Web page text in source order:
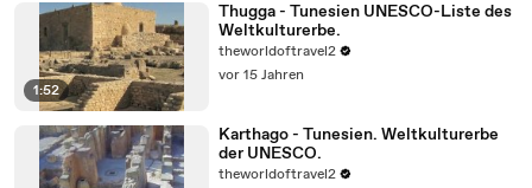
1:52
Thugga - Tunesien UNESCO-Liste des
Weltkulturerbe.
theworldoftravel2
vor 15 Jahren
Karthago - Tunesien. Weltkulturerbe
der UNESCO.
theworldoftravel2